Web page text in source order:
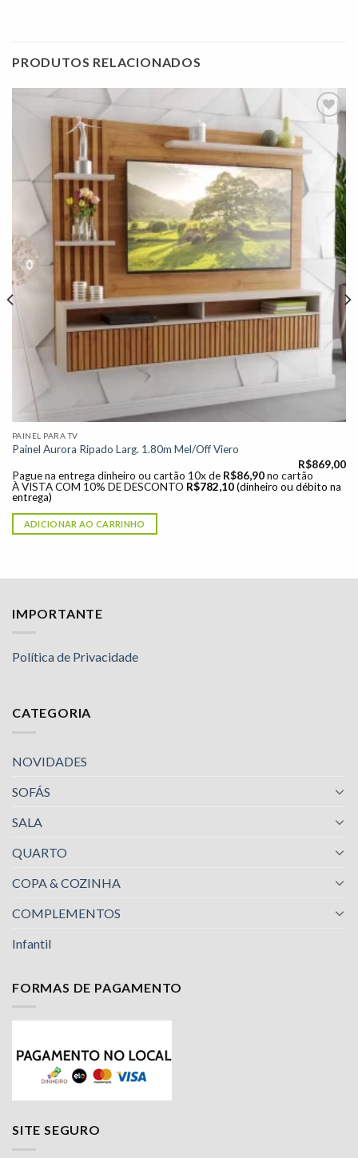
PRODUTOS RELACIONADOS
Adicionar
à lista de
desejos"
PAINEL PARA TV
Painel Aurora Ripado Larg. 1.80m Mel/Off Viero
R$869,00
Pague na entrega dinheiro ou cartão 10x de R$86,90 no cartão
À VISTA COM 10% DE DESCONTO R$782,10 (dinheiro ou débito na
entrega)
ADICIONAR AO CARRINHO
IMPORTANTE
Política de Privacidade
CATEGORIA
NOVIDADES
SOFÁS
SALA
QUARTO
COPA & COZINHA
COMPLEMENTOS
Infantil
FORMAS DE PAGAMENTO
SITE SEGURO
Nossa equipe de suporte ao cliente está aqui
nos qualquer coisa!